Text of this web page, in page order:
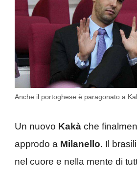
Anche il portoghese è paragonato a
Un nuovo Kakà che
approdo a Milanello. Il
nel cuore e nella mente di